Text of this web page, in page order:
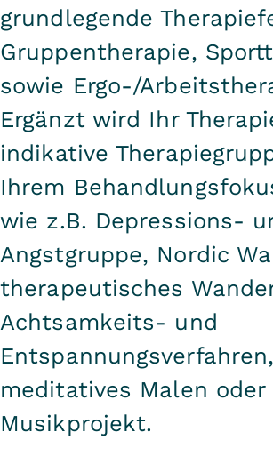
werden beispielsweise im
Therapie entdeckt,
Umgang damit erstmal
werden muss. Dies
Strategien und viel
bisher unbewusste
werden mit der Therapie
die es zu überdenken gilt.
stellt sich dann die
eigenen bisherigen
sinnvoll, aber
heute noch für mich?
Unser Angebot lautet: Wir
Sie auf diesem Weg –
Seite, mal vor Ihnen oder
grundlegende
Gruppentherapie,
sowie Ergo-/
Ergänzt wird Ihr
indikative
Ihrem
wie z.B. Depressions-
Angstgruppe, Nordic
therapeutisches
Achtsamkeits- und
Entspannungsverfahren,
meditatives Malen oder
Musikprojekt.